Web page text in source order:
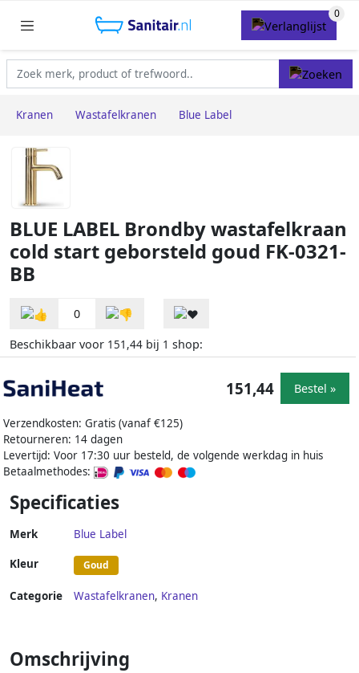
Kranen Wastafelkranen Blue Label
BLUE LABEL Brondby wastafelkraan
cold start geborsteld goud FK-0321-
BB
0
Beschikbaar voor 151,44 bij 1 shop:
Verzendkosten: Gratis (vanaf €125)
Retourneren: 14 dagen
Levertijd: Voor 17:30 uur besteld, de volgende werkdag in huis
Betaalmethodes:
151,44 Bestel »
Specificaties
Merk Blue Label
Kleur Goud
Categorie Wastafelkranen, Kranen
Omschrijving